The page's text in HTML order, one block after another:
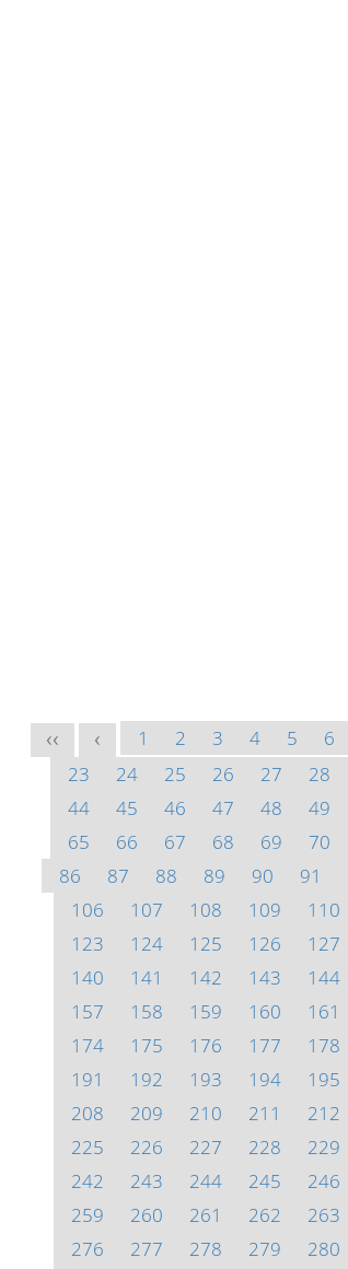
<< < 1 2 3 4 5 6
23
24 25 26 27 28
44
45 46 47 48 49
65
66 67 68 69 70
86
87 88 89 90 91
106
107 108 109 110
123
124 125 126 127
140
141 142 143 144
157
158 159 160 161
174
175 176 177 178
191
192 193 194 195
208
209 210 211 212
225
226 227 228 229
242
243 244 245 246
259
260 261 262 263
276
277 278 279 280